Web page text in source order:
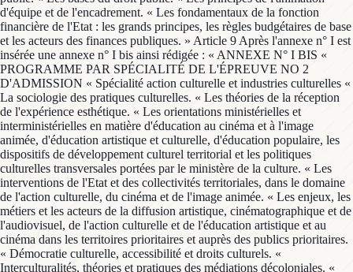
d'équipe et de l'encadrement. « Les fondamentaux de la fonction
financière de l'Etat : les grands principes, les règles budgétaires de base
et les acteurs des finances publiques. » Article 9 Après l'annexe n° I est
insérée une annexe n° I bis ainsi rédigée : « ANNEXE N° I BIS «
PROGRAMME PAR SPÉCIALITÉ DE L'ÉPREUVE NO 2
D'ADMISSION « Spécialité action culturelle et industries culturelles «
La sociologie des pratiques culturelles. « Les théories de la réception
de l'expérience esthétique. « Les orientations ministérielles et
interministérielles en matière d'éducation au cinéma et à l'image
animée, d'éducation artistique et culturelle, d'éducation populaire, les
dispositifs de développement culturel territorial et les politiques
culturelles transversales portées par le ministère de la culture. « Les
interventions de l'Etat et des collectivités territoriales, dans le domaine
de l'action culturelle, du cinéma et de l'image animée. « Les enjeux, les
métiers et les acteurs de la diffusion artistique, cinématographique et de
l'audiovisuel, de l'action culturelle et de l'éducation artistique et au
cinéma dans les territoires prioritaires et auprès des publics prioritaires.
« Démocratie culturelle, accessibilité et droits culturels. «
Interculturalités, théories et pratiques des médiations décoloniales. «